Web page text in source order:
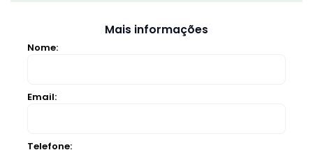
Mais informações
Nome:
Email:
Telefone: